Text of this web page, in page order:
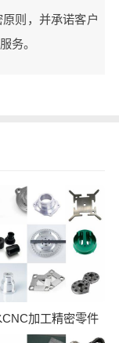
则，并承诺客户
务。
加工精密零件